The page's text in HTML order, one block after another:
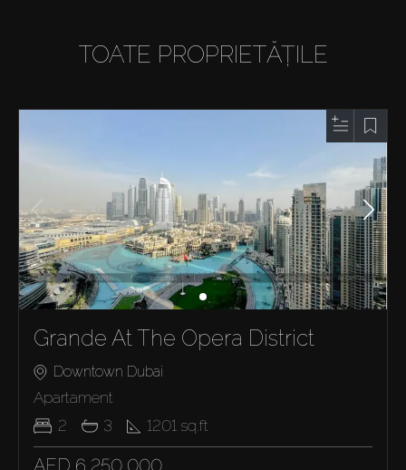
TOATE PROPRIETĂȚILE
Grande At The Opera District
Downtown Dubai
Apartament
2
3 1201 sq.ft
AED 6,250,000